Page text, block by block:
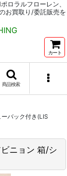
ロラルフローレン、
お買取り/委託販売を
カート
商品検索
バック付き(LIS
ニョン 箱/シ